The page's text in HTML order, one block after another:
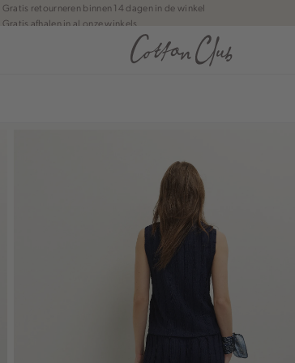
Gratis retourneren binnen 14 dagen in de winkel
Gratis afhalen in al onze winkels
Jouw bestelling wordt binnen 1 tot 5 dagen bezorgd
Betaal zoals jij wilt: o.a. iDEAL | Wero, Riverty, Apple pay & creditcard